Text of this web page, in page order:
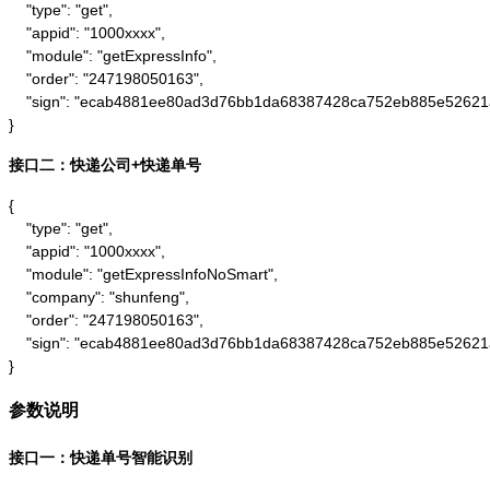
    "type": "get",
    "appid": "1000xxxx",
    "module": "getExpressInfo",
    "order": "247198050163",
"sign":
}
接口二：快递公司+快递单号
{
    "type": "get",
    "appid": "1000xxxx",
    "module": "getExpressInfoNoSmart",
    "company": "shunfeng",
    "order": "247198050163",
"sign":
}
参数说明
接口一：快递单号智能识别